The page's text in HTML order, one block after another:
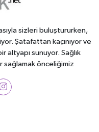
sizleri buluştururken,
Şatafattan kaçınıyor ve
altyapı sunuyor. Sağlık
sağlamak önceliğimiz